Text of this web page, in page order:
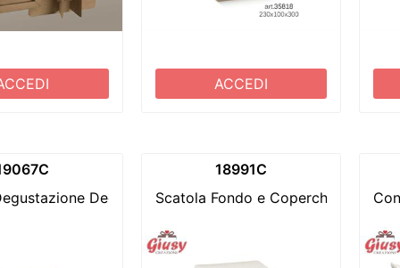
ACCEDI
Decoro Fibra Bianco Con Inserto Divisore
18991C
Scatola Fondo e Coperchio